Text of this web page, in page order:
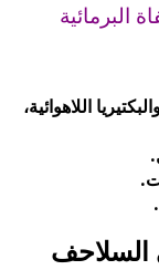
اللاهوائية،